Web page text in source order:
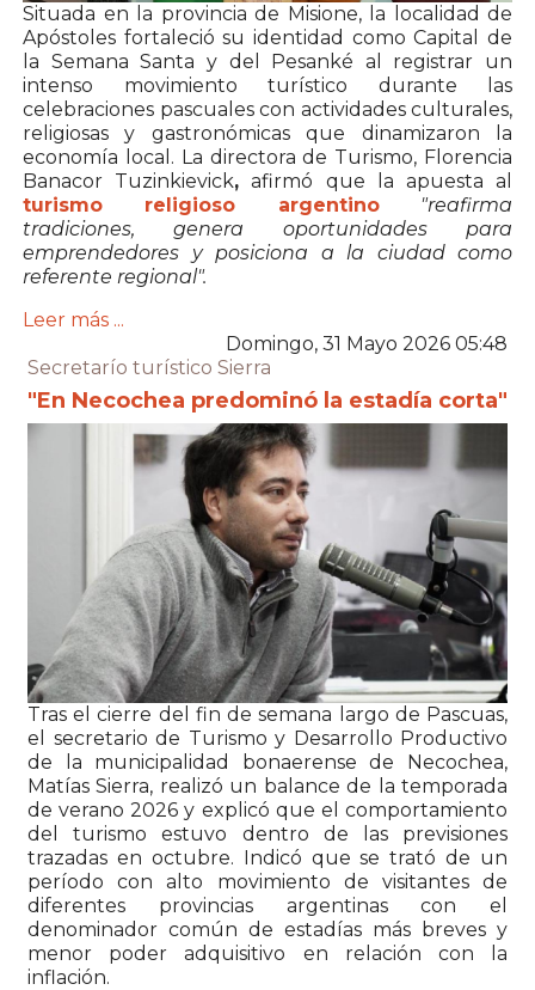
Situada en la provincia de Misione, la localidad de
Apóstoles fortaleció su identidad como Capital de
la Semana Santa y del Pesanké al registrar un
intenso movimiento turístico durante las
celebraciones pascuales con actividades culturales,
religiosas y gastronómicas que dinamizaron la
economía local. La directora de Turismo, Florencia
Banacor Tuzinkievick, afirmó que la apuesta al
turismo religioso argentino
"reafirma
tradiciones, genera oportunidades para
emprendedores y posiciona a la ciudad como
referente regional".
Leer más ...
Domingo, 31 Mayo 2026 05:48
Secretarío turístico Sierra
"En Necochea predominó la estadía corta"
Tras el cierre del fin de semana largo de Pascuas,
el secretario de Turismo y Desarrollo Productivo
de la municipalidad bonaerense de Necochea,
Matías Sierra, realizó un balance de la temporada
de verano 2026 y explicó que el comportamiento
del turismo estuvo dentro de las previsiones
trazadas en octubre. Indicó que se trató de un
período con alto movimiento de visitantes de
diferentes provincias argentinas con el
denominador común de estadías más breves y
menor poder adquisitivo en relación con la
inflación.